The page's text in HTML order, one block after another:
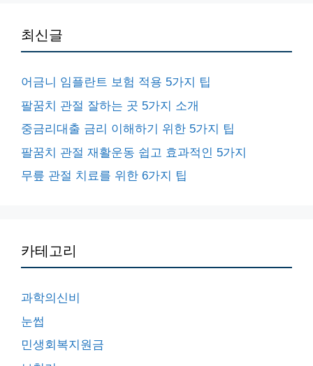
최신글
어금니 임플란트 보험 적용 5가지 팁
팔꿈치 관절 잘하는 곳 5가지 소개
중금리대출 금리 이해하기 위한 5가지 팁
팔꿈치 관절 재활운동 쉽고 효과적인 5가지
무릎 관절 치료를 위한 6가지 팁
카테고리
과학의신비
눈썹
민생회복지원금